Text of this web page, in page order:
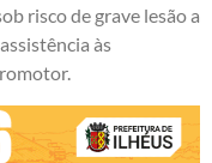
risco de grave lesão a
às